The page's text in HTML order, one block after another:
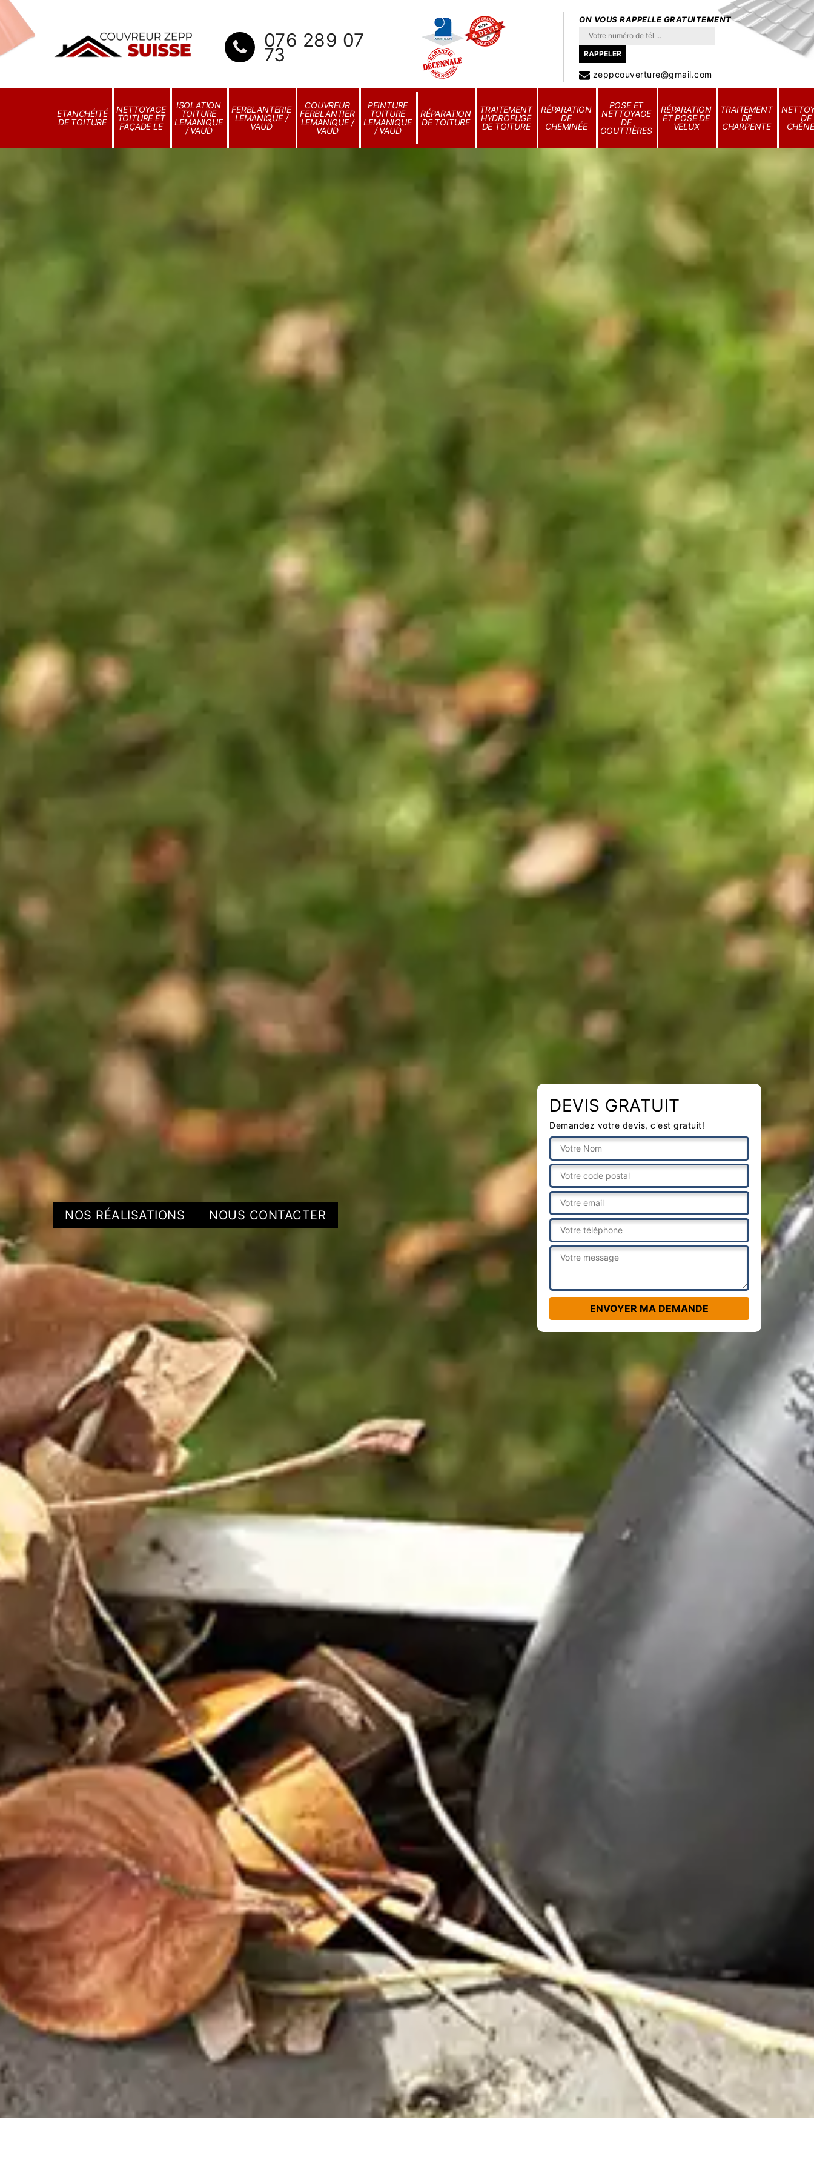
076 289 07
73
ON VOUS RAPPELLE GRATUITEMENT
zeppcouverture@gmail.com
ETANCHÉITÉ
DE TOITURE
NETTOYAGE
TOITURE ET
FAÇADE LE
ISOLATION
TOITURE
LEMANIQUE
/ VAUD
FERBLANTERIE
LEMANIQUE /
VAUD
COUVREUR
FERBLANTIER
LEMANIQUE /
VAUD
PEINTURE
TOITURE
LEMANIQUE
/ VAUD
RÉPARATION
DE TOITURE
TRAITEMENT
HYDROFUGE
DE TOITURE
RÉPARATION
DE
CHEMINÉE
POSE ET
NETTOYAGE
DE
GOUTTIÈRES
RÉPARATION
ET POSE DE
VELUX
TRAITEMENT
DE
CHARPENTE
DE
NOS RÉALISATIONS NOUS CONTACTER
DEVIS GRATUIT
Demandez votre devis, c'est gratuit!